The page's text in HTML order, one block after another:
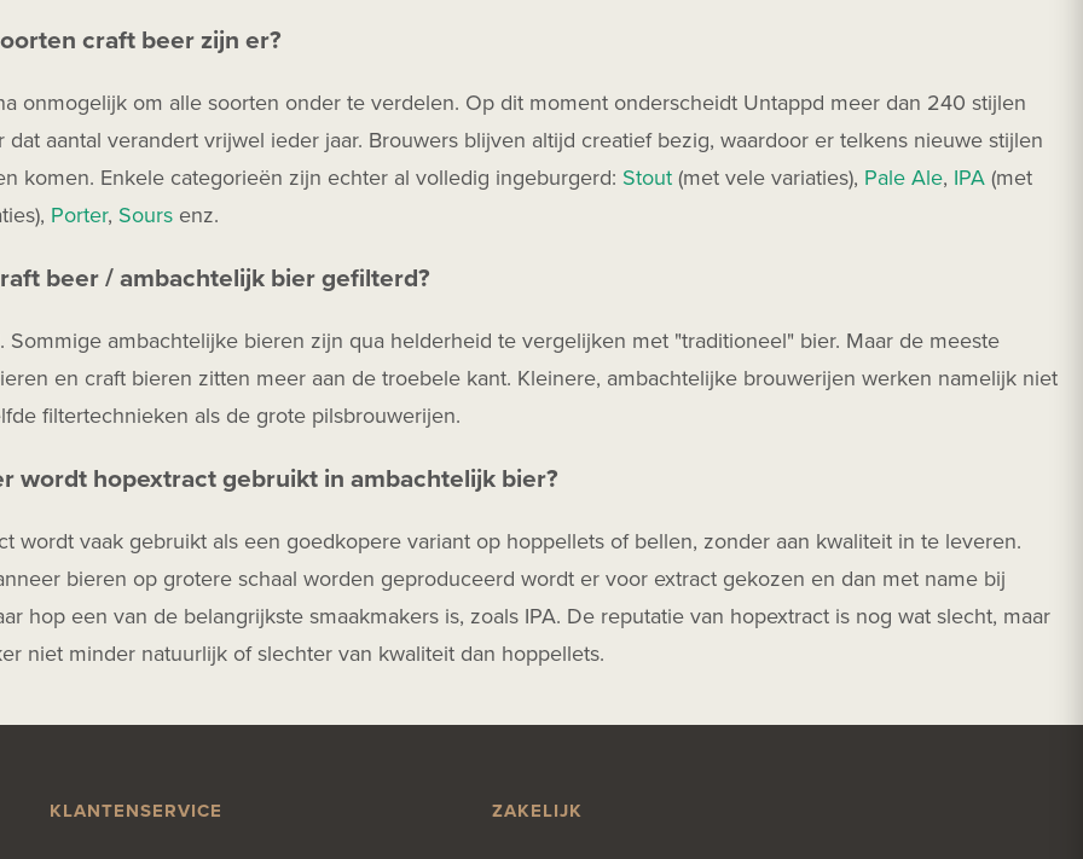
craft beer zijn er?
onmogelijk om alle soorten onder te verdelen. Op dit moment onderscheidt Untappd meer dan 240 stijlen
dat aantal verandert vrijwel ieder jaar. Brouwers blijven altijd creatief bezig, waardoor er telkens nieuwe stijlen
komen. Enkele categorieën zijn echter al volledig ingeburgerd: Stout (met vele variaties), Pale Ale, IPA (met
Porter, Sours enz.
beer / ambachtelijk bier gefilterd?
Sommige ambachtelijke bieren zijn qua helderheid te vergelijken met "traditioneel" bier. Maar de meeste
en craft bieren zitten meer aan de troebele kant. Kleinere, ambachtelijke brouwerijen werken namelijk niet
filtertechnieken als de grote pilsbrouwerijen.
wordt hopextract gebruikt in ambachtelijk bier?
wordt vaak gebruikt als een goedkopere variant op hoppellets of bellen, zonder aan kwaliteit in te leveren.
bieren op grotere schaal worden geproduceerd wordt er voor extract gekozen en dan met name bij
hop een van de belangrijkste smaakmakers is, zoals IPA. De reputatie van hopextract is nog wat slecht, maar
niet minder natuurlijk of slechter van kwaliteit dan hoppellets.
KLANTENSERVICE ZAKELIJK